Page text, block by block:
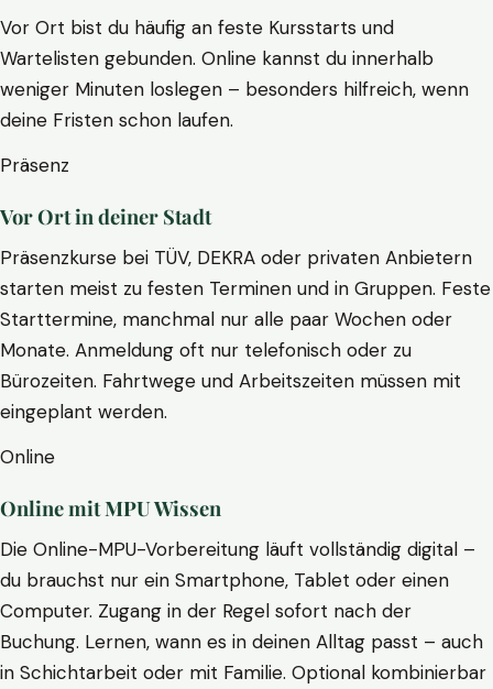
Vor Ort bist du häufig an feste Kursstarts und
Wartelisten gebunden. Online kannst du innerhalb
weniger Minuten loslegen – besonders hilfreich, wenn
deine Fristen schon laufen.
Präsenz
Vor Ort in deiner Stadt
Präsenzkurse bei TÜV, DEKRA oder privaten Anbietern
starten meist zu festen Terminen und in Gruppen. Feste
Starttermine, manchmal nur alle paar Wochen oder
Monate. Anmeldung oft nur telefonisch oder zu
Bürozeiten. Fahrtwege und Arbeitszeiten müssen mit
eingeplant werden.
Online
Online mit MPU Wissen
Die Online-MPU-Vorbereitung läuft vollständig digital –
du brauchst nur ein Smartphone, Tablet oder einen
Computer. Zugang in der Regel sofort nach der
Buchung. Lernen, wann es in deinen Alltag passt – auch
in Schichtarbeit oder mit Familie. Optional kombinierbar